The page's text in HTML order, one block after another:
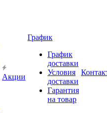
Акции
График
График
доставки
Условия
доставки
Гарантия
на товар